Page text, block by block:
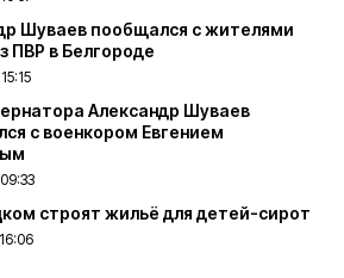
Шуваев пообщался с жителями
ПВР в Белгороде
Александр Шуваев
с военкором Евгением
строят жильё для детей-сирот